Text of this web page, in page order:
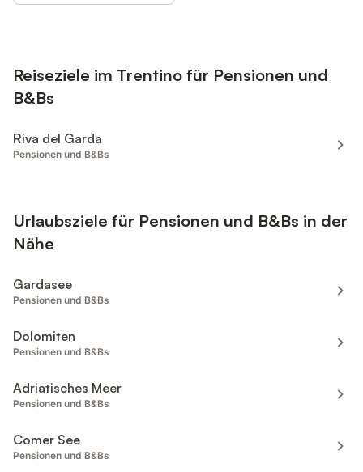
Reiseziele im Trentino für Pensionen und
B&Bs
Riva del Garda
Pensionen und B&Bs
Urlaubsziele für Pensionen und B&Bs in der
Nähe
Gardasee
Pensionen und B&Bs
Dolomiten
Pensionen und B&Bs
Adriatisches Meer
Pensionen und B&Bs
Comer See
Pensionen und B&Bs